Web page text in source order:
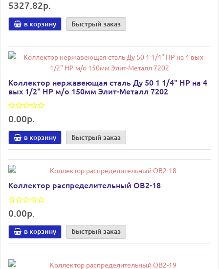
5327.82р.
в корзину Быстрый заказ
Коллектор нержавеющая сталь Ду 50 1 1/4" НР на 4
вых 1/2" НР м/о 150мм Элит-Металл 7202
0.00р.
в корзину Быстрый заказ
Коллектор распределительный ОВ2-18
0.00р.
в корзину Быстрый заказ